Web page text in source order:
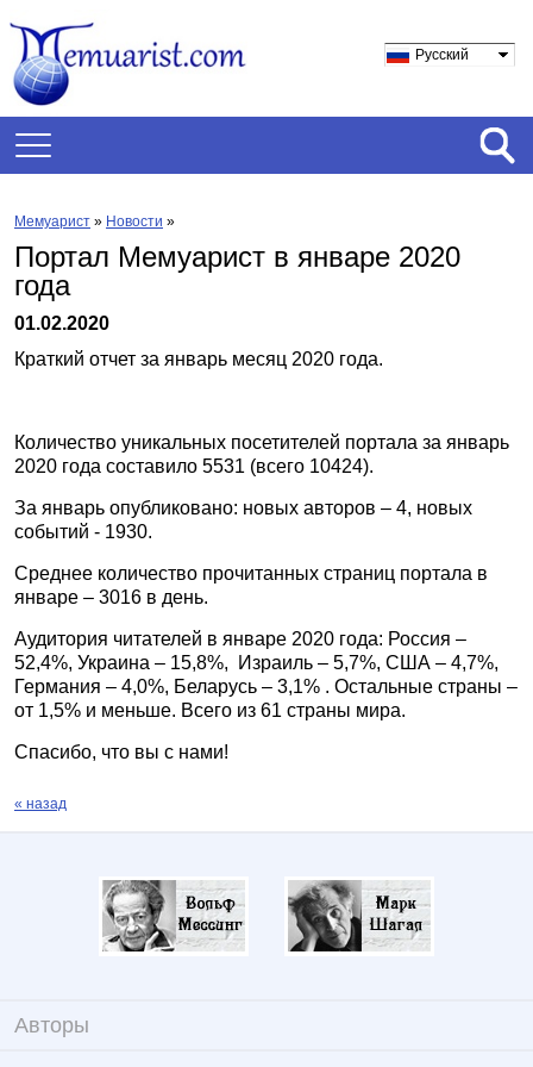
Русский
Мемуарист » Новости »
Портал Мемуарист в январе 2020
года
01.02.2020
Краткий отчет за январь месяц 2020 года.
Количество уникальных посетителей портала за январь
2020 года составило 5531 (всего 10424).
За январь опубликовано: новых авторов – 4, новых
событий - 1930.
Среднее количество прочитанных страниц портала в
январе – 3016 в день.
Аудитория читателей в январе 2020 года: Россия –
52,4%, Украина – 15,8%, Израиль – 5,7%, США – 4,7%,
Германия – 4,0%, Беларусь – 3,1% . Остальные страны –
от 1,5% и меньше. Всего из 61 страны мира.
Спасибо, что вы с нами!
« назад
Авторы